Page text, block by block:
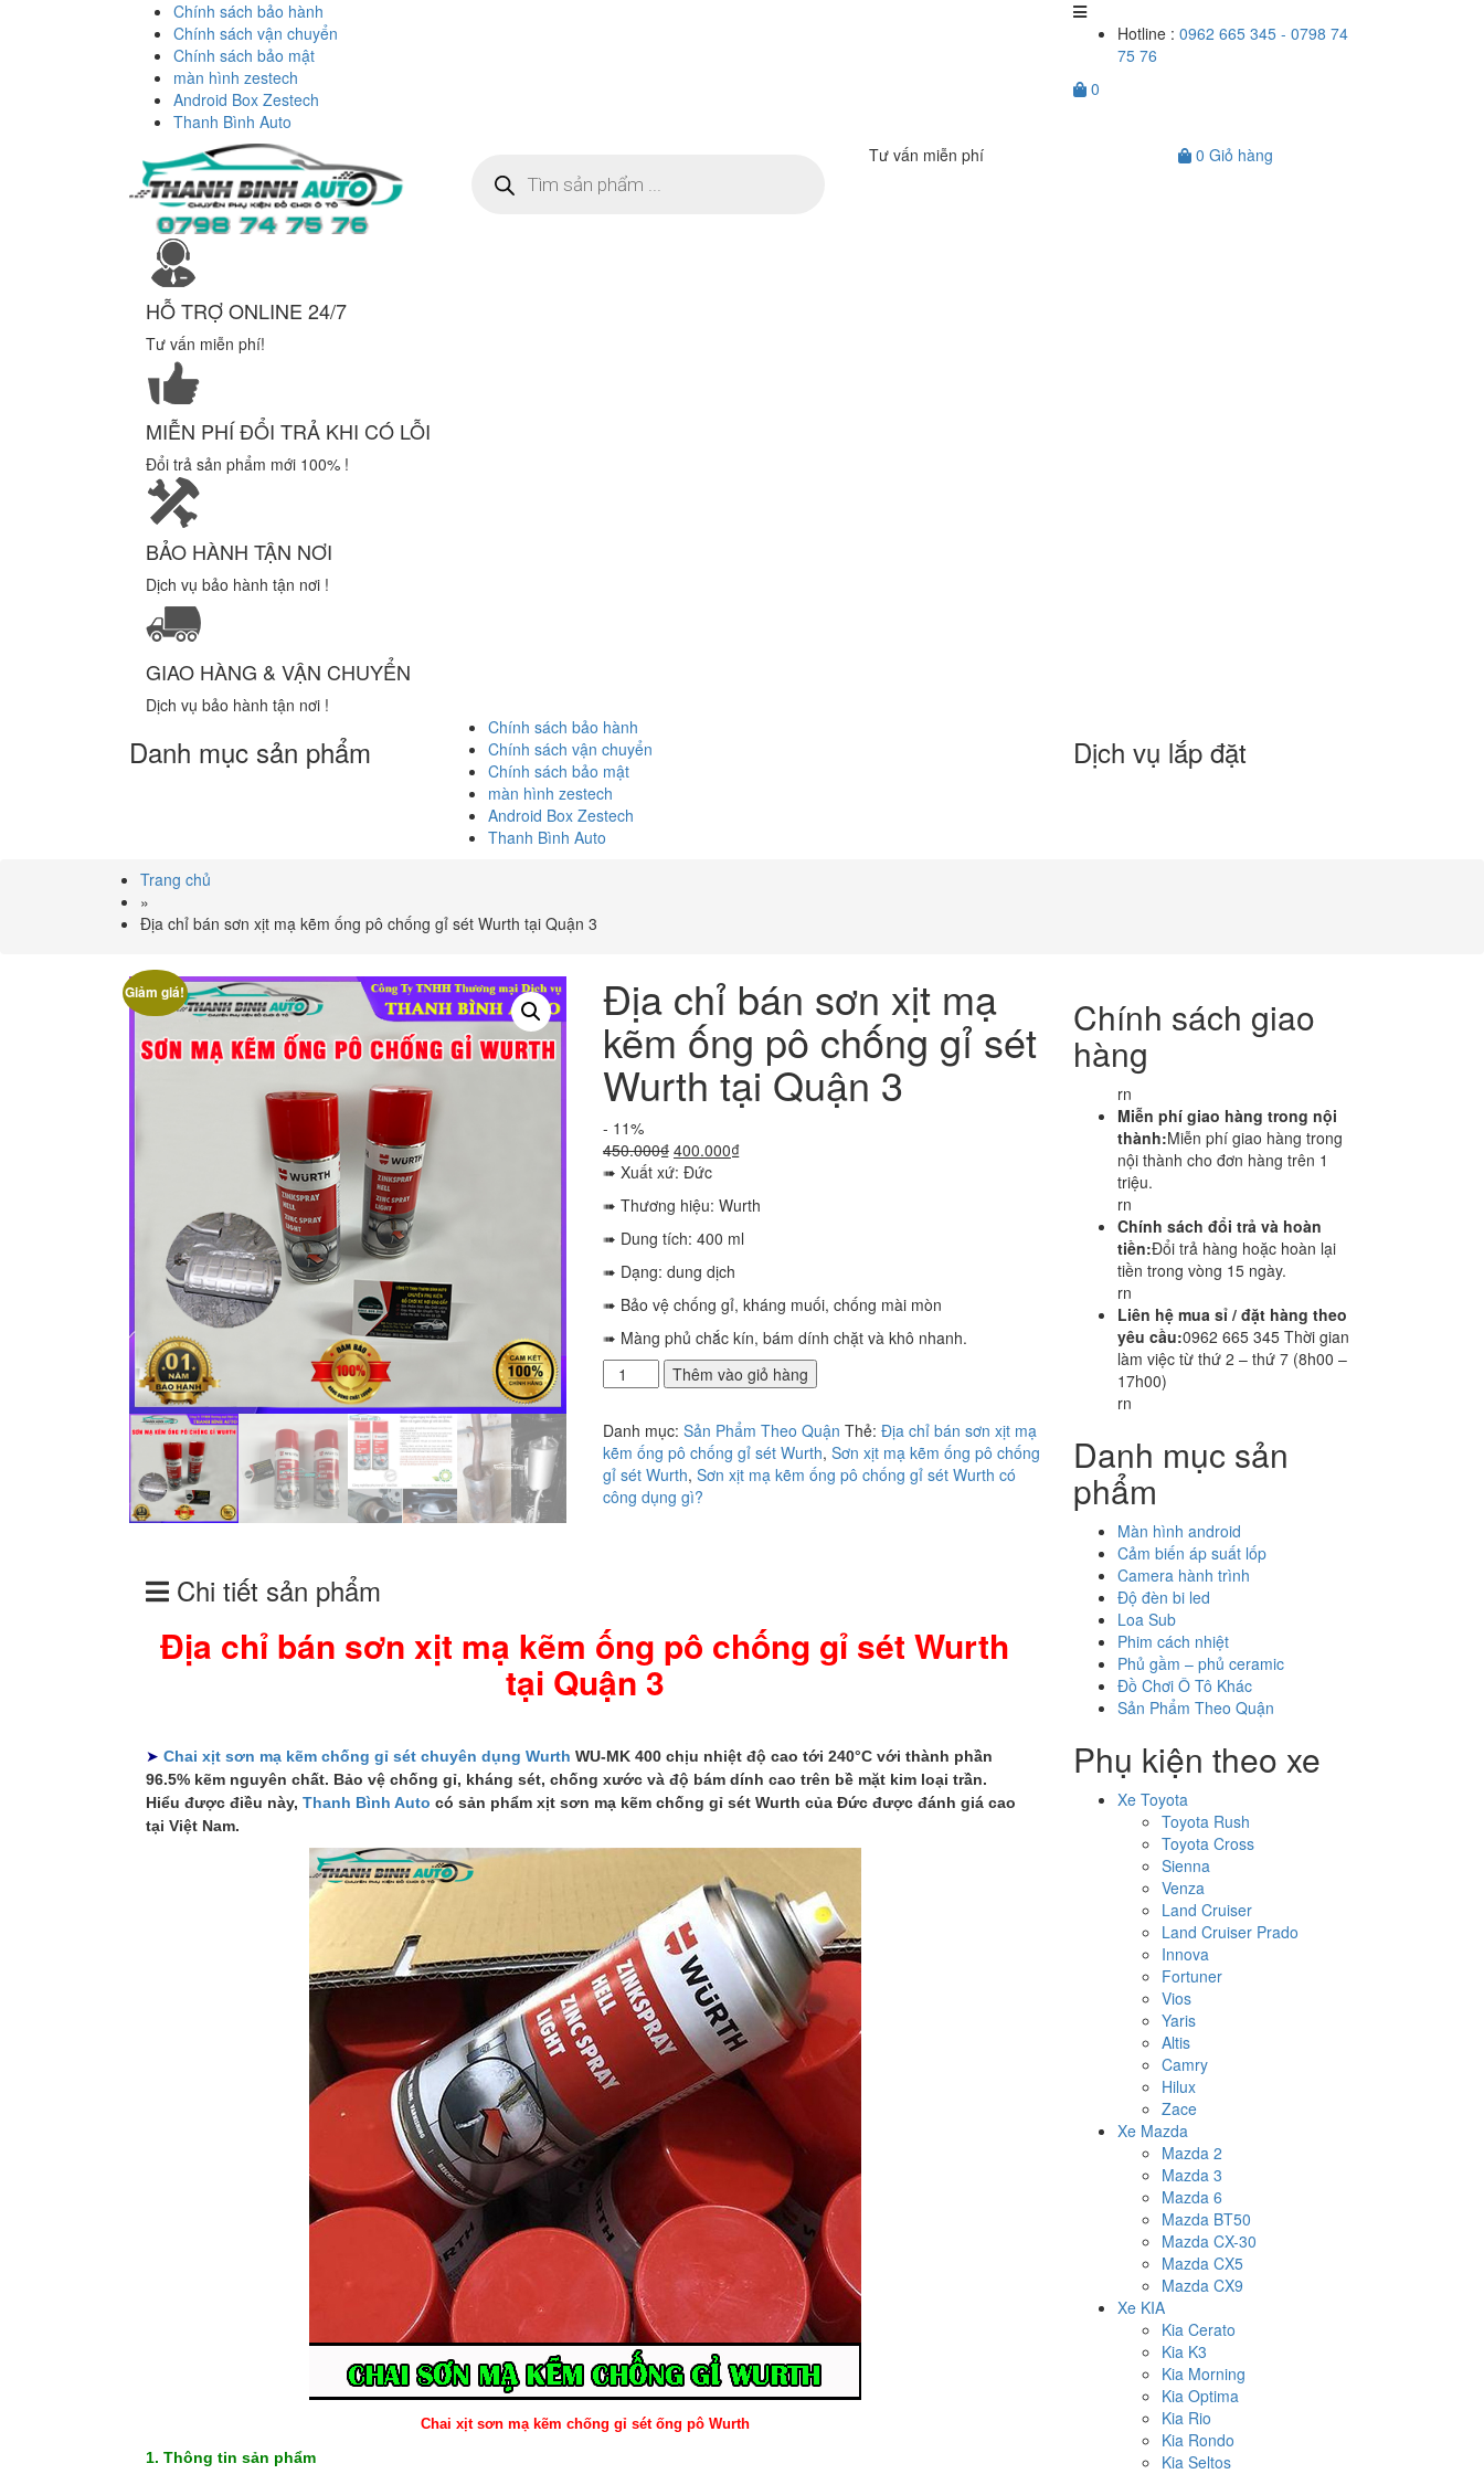
Chính sách bảo hành
Chính sách vận chuyển
Chính sách bảo mật
màn hình zestech
Android Box Zestech
Thanh Bình Auto
Hotline : 0962 665 345 - 0798 74
75 76
0
kiếm
sản
Tư vấn miễn phí 0 Giỏ hàng
HỖ TRỢ ONLINE 24/7
Tư vấn miễn phí!
MIỄN PHÍ ĐỔI TRẢ KHI CÓ LỖI
Đổi trả sản phẩm mới 100% !
BẢO HÀNH TẬN NƠI
Dịch vụ bảo hành tận nơi !
GIAO HÀNG & VẬN CHUYỂN
Dịch vụ bảo hành tận nơi !
Danh mục sản phẩm
Chính sách bảo hành
Chính sách vận chuyển
Chính sách bảo mật
màn hình zestech
Android Box Zestech
Thanh Bình Auto
Dịch vụ lắp đặt
Trang chủ
»
Địa chỉ bán sơn xịt mạ kẽm ống pô chống gỉ sét Wurth tại Quận 3
Giảm giá! Địa chỉ bán sơn xịt mạ
kẽm ống pô chống gỉ sét
Wurth tại Quận 3
- 11%
450.000₫ Giá
gốc
450.000₫.
400.000₫Giá
là:
400.000₫.
➠ Xuất xứ: Đức
➠ Thương hiệu: Wurth
➠ Dung tích: 400 ml
➠ Dạng: dung dịch
➠ Bảo vệ chống gỉ, kháng muối, chống mài mòn
➠ Màng phủ chắc kín, bám dính chặt và khô nhanh.
Địa
chỉ
sơn
xịt
mạ
kẽm
Wurth
tại
Quận
3
Thêm vào giỏ hàng
Danh mục: Sản Phẩm Theo Quận Thẻ: Địa chỉ bán sơn xịt mạ
kẽm ống pô chống gỉ sét Wurth, Sơn xịt mạ kẽm ống pô chống
gỉ sét Wurth, Sơn xịt mạ kẽm ống pô chống gỉ sét Wurth có
công dụng gì?
Chi tiết sản phẩm
Địa chỉ bán sơn xịt mạ kẽm ống pô chống gỉ sét Wurth
tại Quận 3
➤ Chai xịt sơn mạ kẽm chống gỉ sét chuyên dụng Wurth WU-MK 400 chịu nhiệt độ cao tới 240°C với thành phần
96.5% kẽm nguyên chất. Bảo vệ chống gỉ, kháng sét, chống xước và độ bám dính cao trên bề mặt kim loại trần.
Hiểu được điều này, Thanh Bình Auto có sản phẩm xịt sơn mạ kẽm chống gỉ sét Wurth của Đức được đánh giá cao
tại Việt Nam.
Chai xịt sơn mạ kẽm chống gỉ sét ống pô Wurth
1. Thông tin sản phẩm
Chính sách giao
hàng
rn
Miễn phí giao hàng trong nội
thành:Miễn phí giao hàng trong
nội thành cho đơn hàng trên 1
triệu.
rn
Chính sách đổi trả và hoàn
tiền:Đổi trả hàng hoặc hoàn lại
tiền trong vòng 15 ngày.
rn
Liên hệ mua sỉ / đặt hàng theo
yêu cầu:0962 665 345 Thời gian
làm việc từ thứ 2 – thứ 7 (8h00 –
17h00)
rn
Danh mục sản
phẩm
Màn hình android
Cảm biến áp suất lốp
Camera hành trình
Độ đèn bi led
Loa Sub
Phim cách nhiệt
Phủ gầm – phủ ceramic
Đồ Chơi Ô Tô Khác
Sản Phẩm Theo Quận
Phụ kiện theo xe
Xe Toyota
Toyota Rush
Toyota Cross
Sienna
Venza
Land Cruiser
Land Cruiser Prado
Innova
Fortuner
Vios
Yaris
Altis
Camry
Hilux
Zace
Xe Mazda
Mazda 2
Mazda 3
Mazda 6
Mazda BT50
Mazda CX-30
Mazda CX5
Mazda CX9
Xe KIA
Kia Cerato
Kia K3
Kia Morning
Kia Optima
Kia Rio
Kia Rondo
Kia Seltos